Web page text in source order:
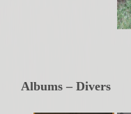
Albums – Divers